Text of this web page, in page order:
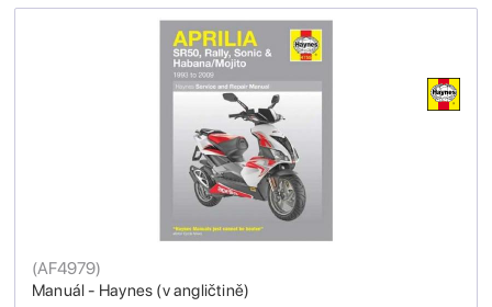
Manuál - Haynes (v angličtině)
(AF4979)